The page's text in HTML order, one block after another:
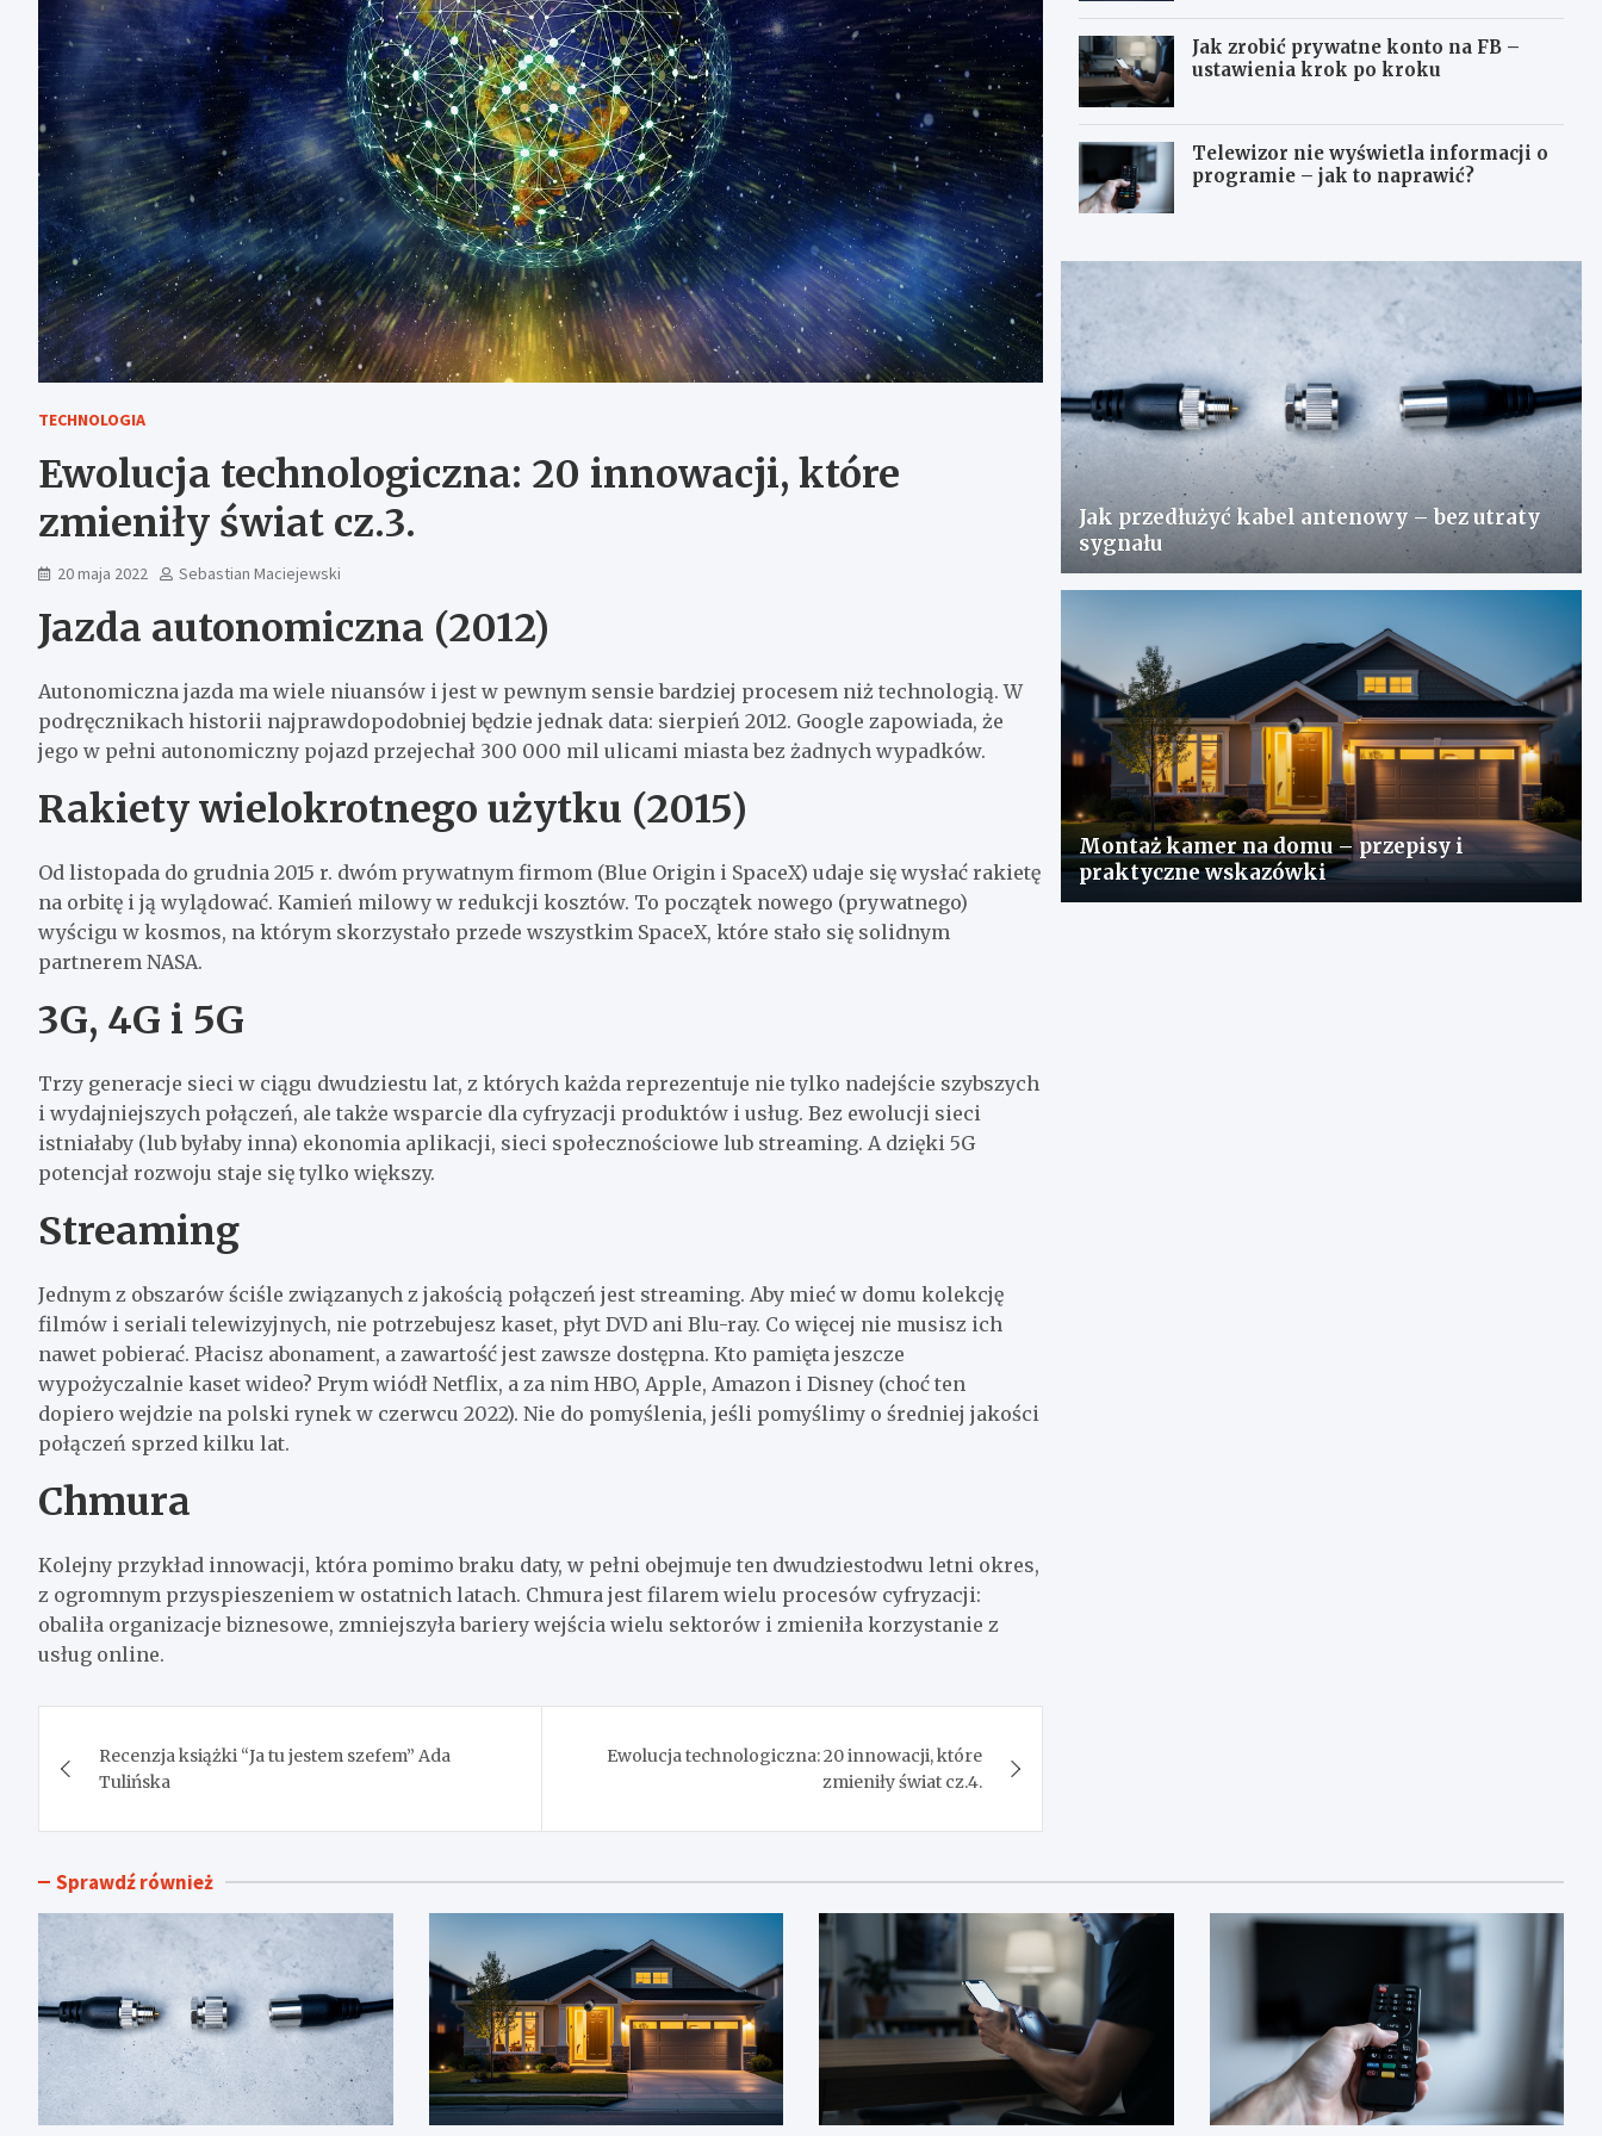
TECHNOLOGIA
Ewolucja technologiczna: 20 innowacji, które
zmieniły świat cz.3.
20 maja 2022 Sebastian Maciejewski
Jazda autonomiczna (2012)
Autonomiczna jazda ma wiele niuansów i jest w pewnym sensie bardziej procesem niż technologią. W
podręcznikach historii najprawdopodobniej będzie jednak data: sierpień 2012. Google zapowiada, że ​​
jego w pełni autonomiczny pojazd przejechał 300 000 mil ulicami miasta bez żadnych wypadków.
Rakiety wielokrotnego użytku (2015)
Od listopada do grudnia 2015 r. dwóm prywatnym firmom (Blue Origin i SpaceX) udaje się wysłać rakietę
na orbitę i ją wylądować. Kamień milowy w redukcji kosztów. To początek nowego (prywatnego)
wyścigu w kosmos, na którym skorzystało przede wszystkim SpaceX, które stało się solidnym
partnerem NASA.
3G, 4G i 5G
Trzy generacje sieci w ciągu dwudziestu lat, z których każda reprezentuje nie tylko nadejście szybszych
i wydajniejszych połączeń, ale także wsparcie dla cyfryzacji produktów i usług. Bez ewolucji sieci
istniałaby (lub byłaby inna) ekonomia aplikacji, sieci społecznościowe lub streaming. A dzięki 5G
potencjał rozwoju staje się tylko większy.
Streaming
Jednym z obszarów ściśle związanych z jakością połączeń jest streaming. Aby mieć w domu kolekcję
filmów i seriali telewizyjnych, nie potrzebujesz kaset, płyt DVD ani Blu-ray. Co więcej nie musisz ich
nawet pobierać. Płacisz abonament, a zawartość jest zawsze dostępna. Kto pamięta jeszcze
wypożyczalnie kaset wideo? Prym wiódł Netflix, a za nim HBO, Apple, Amazon i Disney (choć ten
dopiero wejdzie na polski rynek w czerwcu 2022). Nie do pomyślenia, jeśli pomyślimy o średniej jakości
połączeń sprzed kilku lat.
Chmura
Kolejny przykład innowacji, która pomimo braku daty, w pełni obejmuje ten dwudziestodwu letni okres,
z ogromnym przyspieszeniem w ostatnich latach. Chmura jest filarem wielu procesów cyfryzacji:
obaliła organizacje biznesowe, zmniejszyła bariery wejścia wielu sektorów i zmieniła korzystanie z
usług online.
wpisu
Recenzja książki “Ja tu jestem szefem” Ada
Tulińska
Ewolucja technologiczna: 20 innowacji, które
zmieniły świat cz.4.
Jak zrobić prywatne konto na FB –
ustawienia krok po kroku
Telewizor nie wyświetla informacji o
programie – jak to naprawić?
Jak przedłużyć kabel antenowy – bez utraty
sygnału
Montaż kamer na domu – przepisy i
praktyczne wskazówki
Sprawdź również